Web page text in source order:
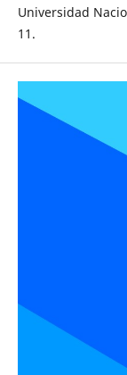
Universidad
11.